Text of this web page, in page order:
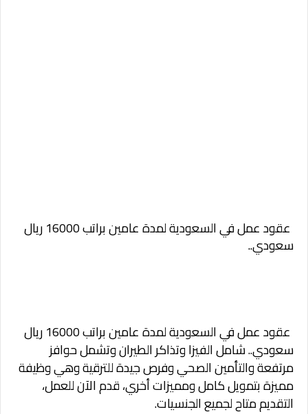
عقود عمل في السعودية لمدة عامين براتب 16000 ريال
سعودي..
عقود عمل في السعودية لمدة عامين براتب 16000 ريال
سعودي..شامل الفيزا وتذاكر الطيران وتشمل حوافز
مرتفعة والتأمين الصحي وفرص جيدة للترقية وهي وظيفة
مميزة بتمويل كامل ومميزات أخري، قدم الآن للعمل،
التقديم متاح لجميع الجنسيات.